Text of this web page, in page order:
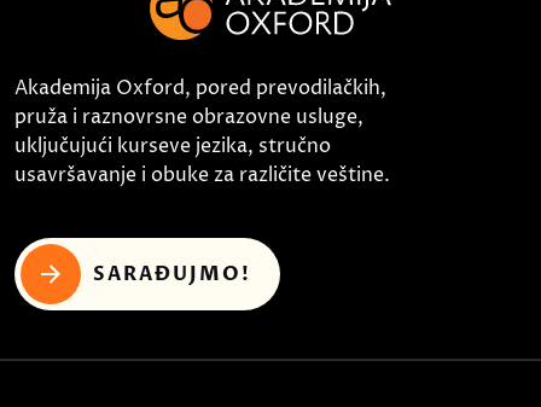
Akademija Oxford, pored prevodilačkih,
pruža i raznovrsne obrazovne usluge,
uključujući kurseve jezika, stručno
usavršavanje i obuke za različite veštine.
SARAĐUJMO!